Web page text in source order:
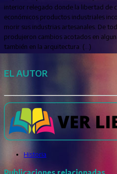
interior relegado donde la libertad de
económicos productos industriales
morir sus industrias artesanales. De
produjeron cambios acotados en
también en la arquitectura. (…)
EL AUTOR
Historia